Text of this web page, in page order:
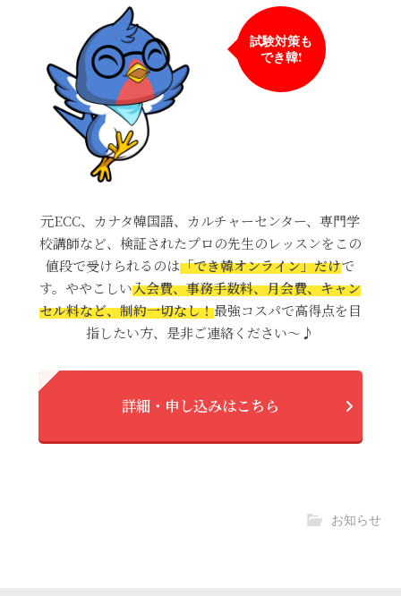
試験対策も
でき韓!
元ECC、カナタ韓国語、カルチャーセンター、専門学
校講師など、検証されたプロの先生のレッスンをこの
値段で受けられるのは「でき韓オンライン」だけで
す。ややこしい入会費、事務手数料、月会費、キャン
セル料など、制約一切なし！最強コスパで高得点を目
指したい方、是非ご連絡ください～♪
詳細・申し込みはこちら
お知らせ